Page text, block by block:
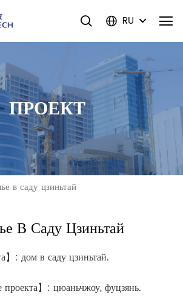
RU
ПРОЕКТ
в саду цзиньтай
В Саду Цзиньтай
】: дом в саду цзиньтай.
проекта】: цюаньчжоу, фуцзянь.